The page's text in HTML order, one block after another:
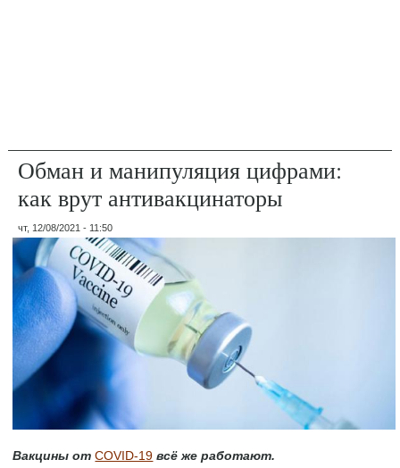
Обман и манипуляция цифрами:
как врут антивакцинаторы
чт, 12/08/2021 - 11:50
Вакцины отCOVID-19 всё же работают.